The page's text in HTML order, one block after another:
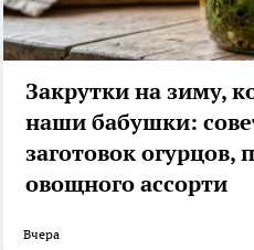
Закрутки на зиму,
наши бабушки:
заготовок огурцов,
овощного ассорти
Вчера